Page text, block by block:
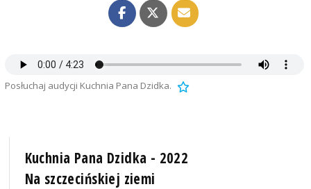
Posłuchaj audycji Kuchnia Pana Dzidka.
Kuchnia Pana Dzidka - 2022
Na szczecińskiej ziemi